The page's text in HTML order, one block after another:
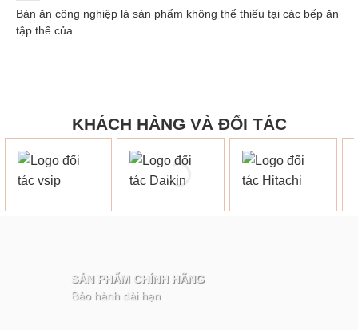
Bàn ăn công nghiệp là sản phẩm không thể thiếu tại các bếp ăn
tập thể của...
KHÁCH HÀNG VÀ ĐỐI TÁC
SẢN PHẨM CHÍNH HÃNG
Bảo hành dài hạn